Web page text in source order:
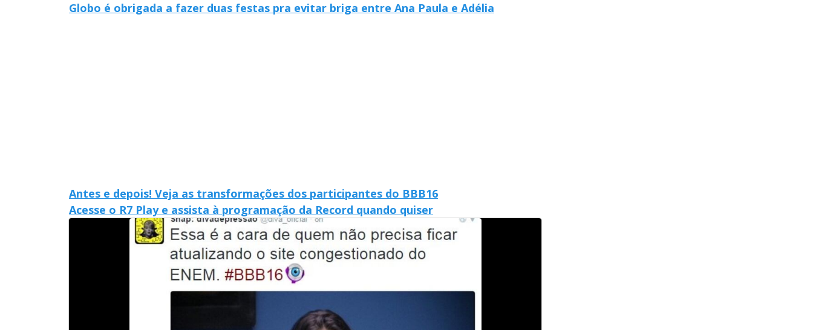
Globo é obrigada a fazer duas festas pra evitar briga entre Ana Paula e Adélia
Antes e depois! Veja as transformações dos participantes do BBB16
Acesse o R7 Play e assista à programação da Record quando quiser